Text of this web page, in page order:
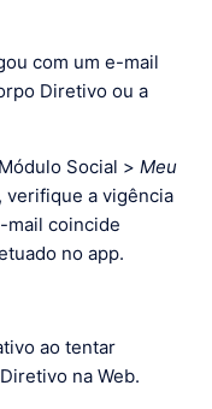
com um e-mail
Diretivo ou a
Social >Meu
, verifique a vigência
mail coincide
no app.
ao tentar
na Web.